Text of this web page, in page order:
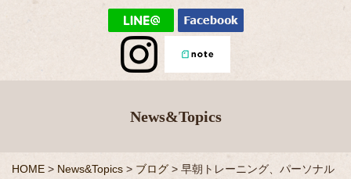
News&Topics
HOME > News&Topics > ブログ> 早朝トレーニング、パーソナル